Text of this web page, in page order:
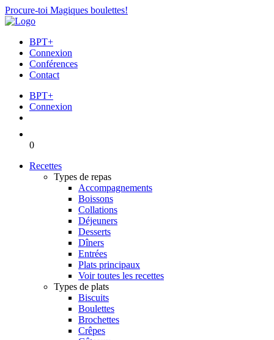
Procure-toi Magiques boulettes!
BPT+
Connexion
Conférences
Contact
BPT+
Connexion
0
Recettes
Types de repas
Accompagnements
Boissons
Collations
Déjeuners
Desserts
Dîners
Entrées
Plats principaux
Voir toutes les recettes
Types de plats
Biscuits
Boulettes
Brochettes
Crêpes